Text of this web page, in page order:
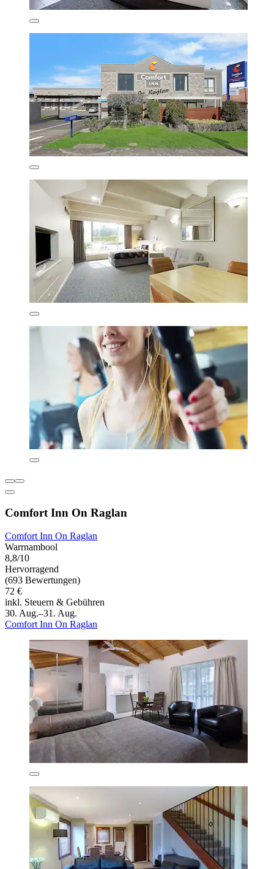
Comfort Inn On Raglan
Comfort Inn On Raglan
Warrnambool
8,8/10
Hervorragend
(693 Bewertungen)
72 €
inkl. Steuern & Gebühren
30. Aug.–31. Aug.
Comfort Inn On Raglan